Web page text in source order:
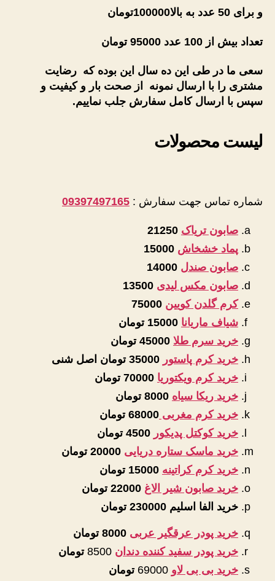
و برای 50 عدد به بالا100000 تومان
تعداد بیش از 100 عدد 95000 تومان
سعی ما در طی این ده سال این بوده که رضایت
مشتری را با ارسال نمونه از صحت بار و کیفیت و
سپس با ارسال کامل سفارش جلب نماییم.
لیست محصولات
شماره تماس جهت سفارش : 09397497165
صابون تریاک
پماد خشخاش
صابون صندل
صابون مکس لیدی
کرم گلدن کویین
شیاف ماریانا
خرید سرم طلا
خرید کرم پاستور
خرید کرم ویکتوریا
خرید ریکا سیاه
خرید کرم مغربی 68000 تومان
خرید کوکتل پدیکور
خرید ماسک ستاره دریایی
خرید کرم کراتینه
خرید صابون شیر الاغ
خرید الفا اسلیم
خرید پودر عرقگیر عربی
خرید پودر سفید کننده دندان
تومان
خرید بی بی لاو
تومان